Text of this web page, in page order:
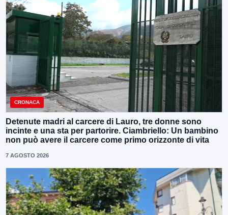
CRONACA
Detenute madri al carcere di Lauro, tre donne sono
incinte e una sta per partorire. Ciambriello: Un bambino
non può avere il carcere come primo orizzonte di vita
7 AGOSTO 2026